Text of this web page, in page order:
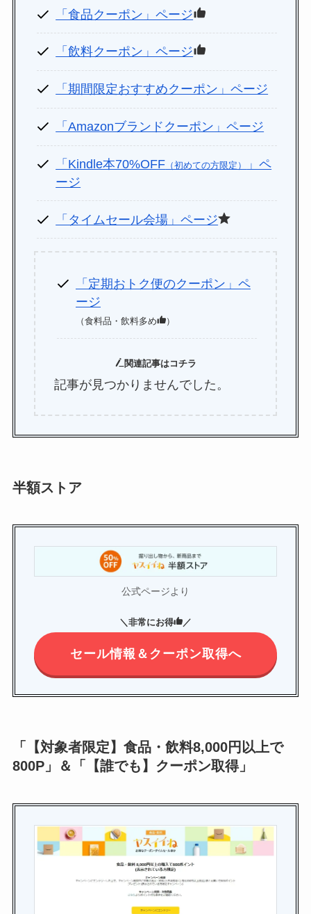
「食品クーポン」ページ
「飲料クーポン」ページ
「期間限定おすすめクーポン」ページ
「Amazonブランドクーポン」ページ
「Kindle本70%OFF （初めての方限定）
」ペ
ージ
「タイムセール会場」ページ
「定期おトク便のクーポン」ペ
ージ
（食料品・飲料多め ）
関連記事はコチラ
記事が見つかりませんでした。
半額ストア
公式ページより
＼非常にお得 ／
セール情報＆クーポン取得へ
「【対象者限定】食品・飲料8,000円以上で
800P」＆「【誰でも】クーポン取得」